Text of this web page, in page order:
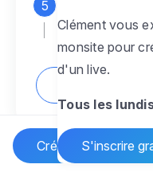
Créer un site
pour rendre
Clément vous
monsite pour
d'un live.
Tous les
S'inscrire